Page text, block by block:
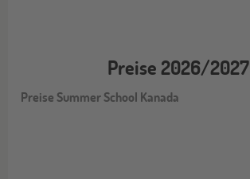
Preise 2026/2027
Preise Summer School Kanada